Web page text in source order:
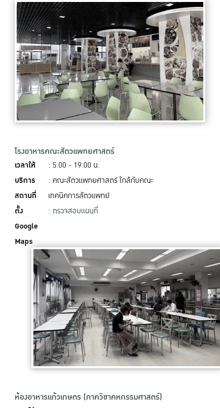
โรงอาหารคณะสัตวแพทยศาสตร์
เวลาให้
บริการ
สถานที่
ตั้ง
Google
Maps
: 5.00 - 19.00‬ น.
: คณะสัตวแพทยศาสตร์ ใกล้กับคณะ
เทคนิคการสัตวแพทย์
: ตรวจสอบแผนที่
ห้องอาหารแก้วเกษตร (ภาควิชาคหกรรมศาสตร์)